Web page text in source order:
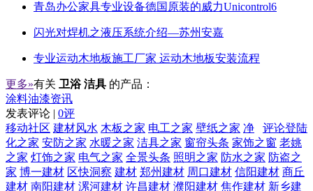
青岛办公家具专业设备德国原装的威力Unicontrol6
闪光对焊机之液压系统介绍—苏州安嘉
专业运动木地板施工厂家 运动木地板安装流程
更多»有关 卫浴 洁具 的产品：
涂料油漆资讯
发表评论 | 0评
评论登陆
移动社区 建材风水 木板之家 电工之家 壁纸之家 净
化之家 安防之家 水暖之家 洁具之家 窗帘头条 家饰之窗 老姚
之家 灯饰之家 电气之家 全景头条 照明之家 防水之家 防盗之
家 博一建材 区快洞察 建材 郑州建材 周口建材 信阳建材 商丘
建材 南阳建材 漯河建材 许昌建材 濮阳建材 焦作建材 新乡建